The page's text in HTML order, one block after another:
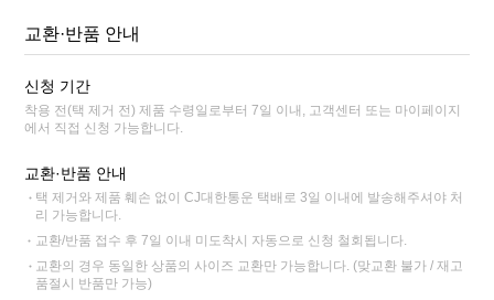
교환·반품 안내
신청 기간
착용 전(택 제거 전) 제품 수령일로부터 7일 이내, 고객센터 또는 마이페이지
에서 직접 신청 가능합니다.
교환·반품 안내
택 제거와 제품 훼손 없이 CJ대한통운 택배로 3일 이내에 발송해주셔야 처
리 가능합니다.
교환/반품 접수 후 7일 이내 미도착시 자동으로 신청 철회됩니다.
교환의 경우 동일한 상품의 사이즈 교환만 가능합니다. (맞교환 불가 / 재고
품절시 반품만 가능)